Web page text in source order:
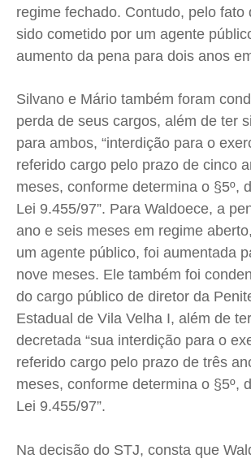
regime fechado. Contudo, pelo fato
sido cometido por um agente
aumento da pena para dois anos
Silvano e Mário também foram
perda de seus cargos, além de ter
para ambos, “interdição para o
referido cargo pelo prazo de cinco
meses, conforme determina o §5º,
Lei 9.455/97”. Para Waldoece, a
ano e seis meses em regime
um agente público, foi aumentada
nove meses. Ele também foi
do cargo público de diretor da
Estadual de Vila Velha I, além de
decretada “sua interdição para o
referido cargo pelo prazo de três
meses, conforme determina o §5º,
Lei 9.455/97”.
Na decisão do STJ, consta que